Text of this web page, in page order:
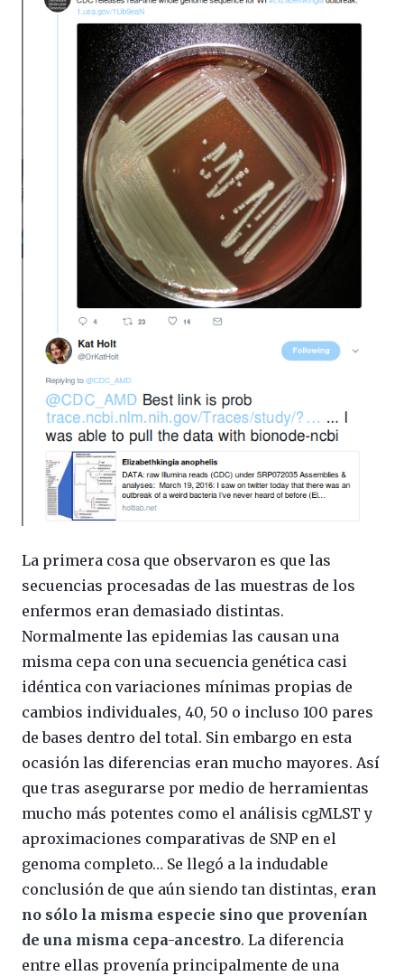
La primera cosa que observaron es que las
secuencias procesadas de las muestras de los
enfermos eran demasiado distintas.
Normalmente las epidemias las causan una
misma cepa con una secuencia genética casi
idéntica con variaciones mínimas propias de
cambios individuales, 40, 50 o incluso 100 pares
de bases dentro del total. Sin embargo en esta
ocasión las diferencias eran mucho mayores. Así
que tras asegurarse por medio de herramientas
mucho más potentes como el análisis cgMLST y
aproximaciones comparativas de SNP en el
genoma completo… Se llegó a la indudable
conclusión de que aún siendo tan distintas, eran
no sólo la misma especie sino que provenían
de una misma cepa-ancestro. La diferencia
entre ellas provenía principalmente de una